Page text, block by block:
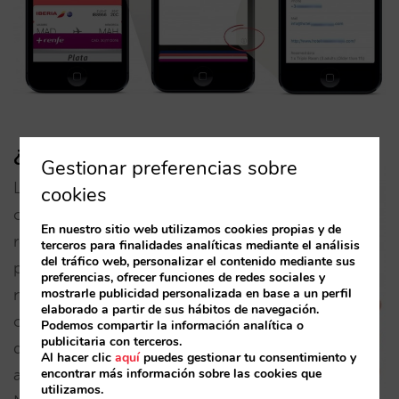
¿En qué te afecta?
La novedad mejora la
calidad de las
reservas por tu web
pero, por lo demás,
no afectará a tu
operativa, aunque
quizás podrías avisar
a tus recepcionistas:
Gestionar preferencias sobre
cookies
En nuestro sitio web utilizamos cookies propias y de
terceros para finalidades analíticas mediante el análisis
del tráfico web, personalizar el contenido mediante sus
preferencias, ofrecer funciones de redes sociales y
mostrarle publicidad personalizada en base a un perfil
elaborado a partir de sus hábitos de navegación.
Podemos compartir la información analítica o
publicitaria con terceros.
Al hacer clicaquípuedes gestionar tu consentimiento y
encontrar más información sobre las cookies que
utilizamos.